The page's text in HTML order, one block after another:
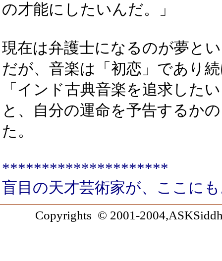
の才能にしたいんだ。」
現在は弁護士になるのが夢と
だが、音楽は「初恋」であり
「インド古典音楽を追求した
と、自分の運命を予告するか
た。
*********************
盲目の天才芸術家が、ここに
Copyrights © 2001-